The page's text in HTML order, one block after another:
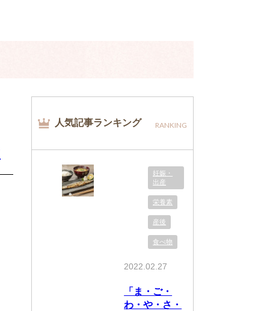
人気記事ランキング RANKING
妊娠・
出産
栄養素
産後
食べ物
2022.02.27
「ま・ご・
わ・や・さ・